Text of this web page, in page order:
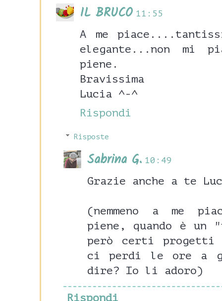
IL BRUCO 11:55
A me
elegante...non mi
piene.
Bravissima
Lucia ^-^
Rispondi
Risposte
Sabrina G. 10:49
Grazie anche a te
(nemmeno a me
piene, quando è un
però certi
ci perdi le ore a
dire? Io li adoro)
Rispondi